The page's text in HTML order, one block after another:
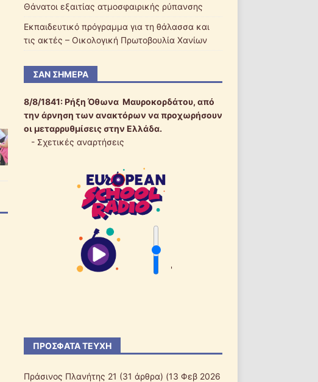
Θάνατοι εξαιτίας ατμοσφαιρικής ρύπανσης
Εκπαιδευτικό πρόγραμμα για τη θάλασσα και
τις ακτές – Οικολογική Πρωτοβουλία Χανίων
ΣΑΝ ΣΉΜΕΡΑ
8/8/1841:Ρήξη Όθωνα  Μαυροκορδάτου, από
την άρνηση των ανακτόρων να προχωρήσουν
οι μεταρρυθμίσεις στην Ελλάδα.
- Σχετικές αναρτήσεις
'
ΠΡΌΣΦΑΤΑ ΤΕΎΧΗ
Πράσινος Πλανήτης 21 (31 άρθρα) (13 Φεβ 2026